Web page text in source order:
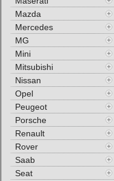
Mazda
Mercedes
MG
Mini
Mitsubishi
Nissan
Opel
Peugeot
Porsche
Renault
Rover
Saab
Seat